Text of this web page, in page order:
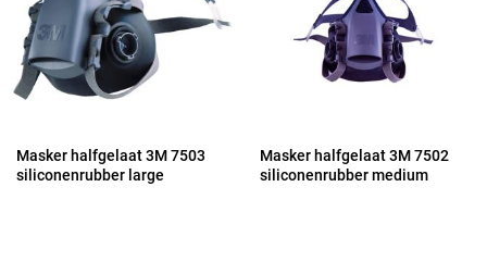
Masker halfgelaat 3M 7503
siliconenrubber large
Masker halfgelaat 3M 7502
siliconenrubber medium